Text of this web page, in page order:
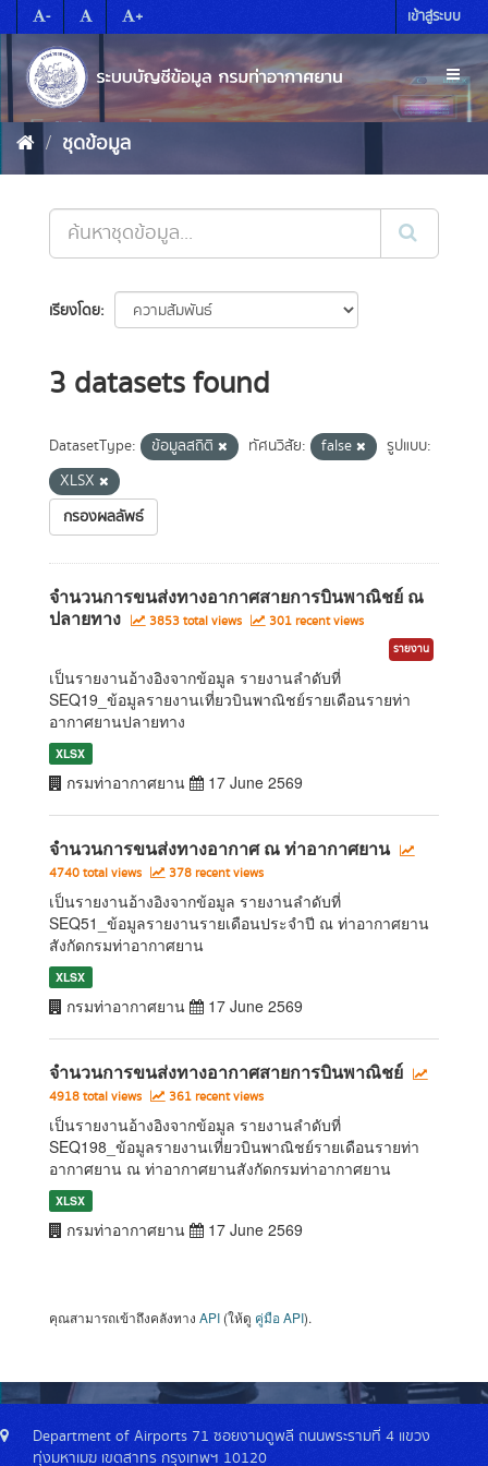
to
content
- + เข้าสู่ระบบ
ชุดข้อมูล
เรียงโดย
3 datasets found
DatasetType: ข้อมูลสถิติ ทัศนวิสัย: false
รูปแบบ:
XLSX
กรองผลลัพธ์
จำนวนการขนส่งทางอากาศสายการบินพาณิชย์ ณ
ปลายทาง
3853 total views 301 recent views
รายงาน
เป็นรายงานอ้างอิงจากข้อมูล รายงานลำดับที่
SEQ19_ข้อมูลรายงานเที่ยวบินพาณิชย์รายเดือนรายท่า
อากาศยานปลายทาง
XLSX
กรมท่าอากาศยาน 17 June 2569
จำนวนการขนส่งทางอากาศ ณ ท่าอากาศยาน
4740 total views 378 recent views
เป็นรายงานอ้างอิงจากข้อมูล รายงานลำดับที่
SEQ51_ข้อมูลรายงานรายเดือนประจำปี ณ ท่าอากาศยาน
สังกัดกรมท่าอากาศยาน
XLSX
กรมท่าอากาศยาน 17 June 2569
จำนวนการขนส่งทางอากาศสายการบินพาณิชย์
4918 total views 361 recent views
เป็นรายงานอ้างอิงจากข้อมูล รายงานลำดับที่
SEQ198_ข้อมูลรายงานเที่ยวบินพาณิชย์รายเดือนรายท่า
อากาศยาน ณ ท่าอากาศยานสังกัดกรมท่าอากาศยาน
XLSX
กรมท่าอากาศยาน 17 June 2569
คุณสามารถเข้าถึงคลังทาง API (ให้ดู คู่มือ API).
Department of Airports 71 ซอยงามดูพลี ถนนพระรามที่ 4 แขวง
ทุ่งมหาเมฆ เขตสาทร กรุงเทพฯ 10120